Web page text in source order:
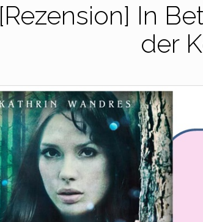
[Rezension] In
der